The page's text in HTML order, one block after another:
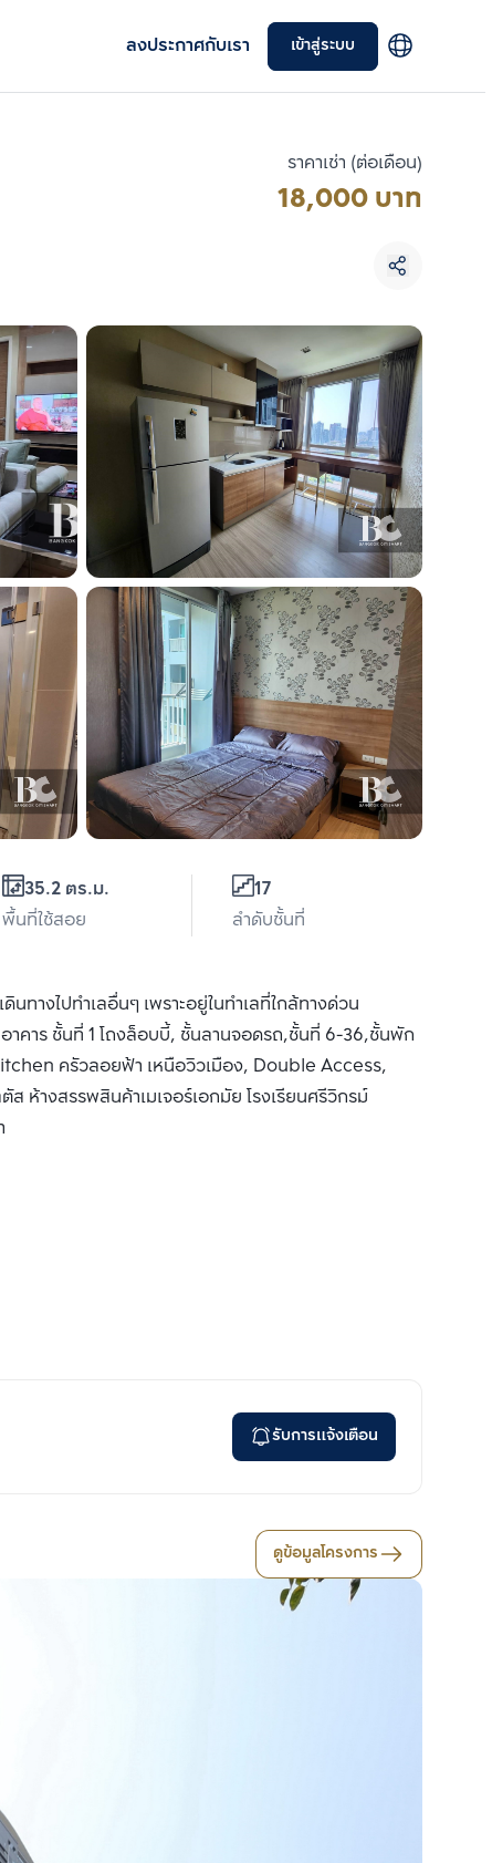
ลงประกาศกับเรา เข้าสู่ระบบ
ราคาเช่า (ต่อเดือน)
18,000 บาท
35.2 ตร.ม.
พื้นที่ใช้สอย
17
ลำดับชั้นที่
ทางไปทำเลอื่นๆ เพราะอยู่ในทำเลที่ใกล้ทางด่วน
คาร ชั้นที่ 1 โถงล็อบบี้, ชั้นลานจอดรถ,ชั้นที่ 6-36,ชั้นพัก
ครัวลอยฟ้า เหนือวิวเมือง, Double Access,
างสรรพสินค้าเมเจอร์เอกมัย โรงเรียนศรีวิกรม์
รับการแจ้งเตือน
ดูข้อมูลโครงการ
อกยูนิตเพื่อเปรียบเทียบ
อกได้สูงสุด 3 รายการ
เปรียบเทียบ
ลบทั้งหมด